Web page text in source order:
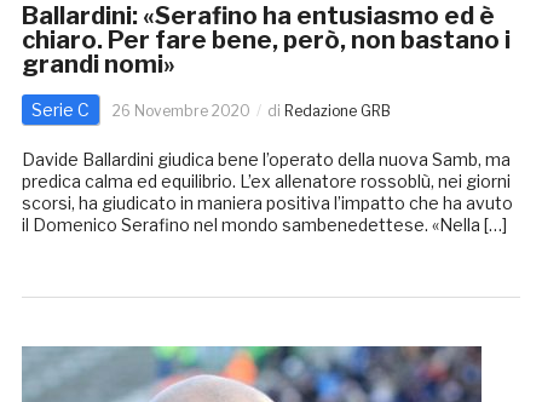
Ballardini: «Serafino ha entusiasmo ed è
chiaro. Per fare bene, però, non bastano i
grandi nomi»
Serie C 26 Novembre 2020 di Redazione GRB
Davide Ballardini giudica bene l’operato della nuova Samb, ma
predica calma ed equilibrio. L’ex allenatore rossoblù, nei giorni
scorsi, ha giudicato in maniera positiva l’impatto che ha avuto
il Domenico Serafino nel mondo sambenedettese. «Nella […]